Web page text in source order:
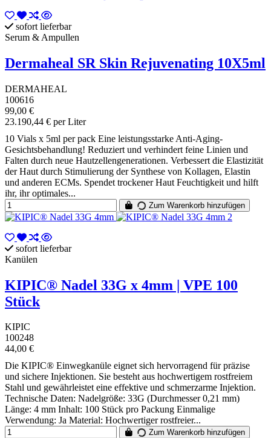
sofort lieferbar
Serum & Ampullen
Dermaheal SR Skin Rejuvenating 10X5ml
DERMAHEAL
100616
99,00 €
23.190,44 € per Liter
10 Vials x 5ml per pack Eine leistungsstarke Anti-Aging-
Gesichtsbehandlung! Reduziert und verhindert feine Linien und
Falten durch neue Hautzellengenerationen. Verbessert die Elastizität
der Haut durch Stimulierung der Synthese von Kollagen, Elastin
und anderen ECMs. Spendet trockener Haut Feuchtigkeit und hilft
ihr, ihr optimales...
Zum Warenkorb hinzufügen
sofort lieferbar
Kanülen
KIPIC® Nadel 33G x 4mm | VPE 100
Stück
KIPIC
100248
44,00 €
Die KIPIC® Einwegkanüle eignet sich hervorragend für präzise
und sichere Injektionen. Sie besteht aus hochwertigem rostfreiem
Stahl und gewährleistet eine effektive und schmerzarme Injektion.
Technische Daten: Nadelgröße: 33G (Durchmesser 0,21 mm)
Länge: 4 mm Inhalt: 100 Stück pro Packung Einmalige
Verwendung: Ja Material: Hochwertiger rostfreier...
Zum Warenkorb hinzufügen